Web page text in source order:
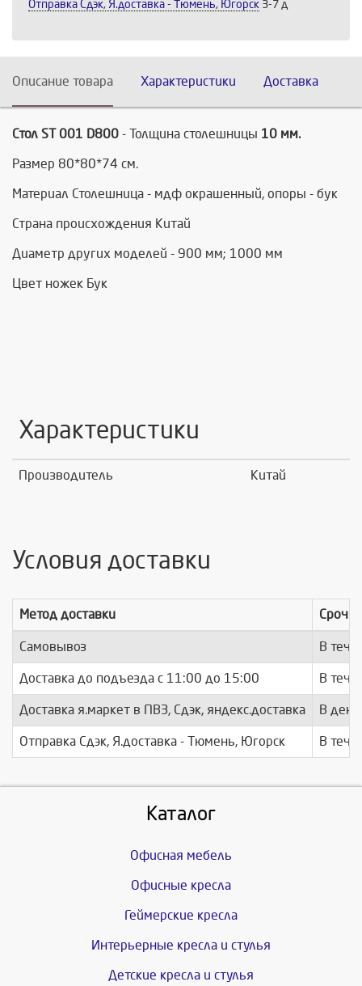
Отправка Сдэк, Я.доставка - Тюмень, Югорск 3-7 д
Описание товара Характеристики Доставка
Стол ST 001 D800 - Толщина столешницы 10 мм.
Размер 80*80*74 см.
Материал Столешница - мдф окрашенный, опоры - бук
Страна происхождения Китай
Диаметр других моделей - 900 мм; 1000 мм
Цвет ножек Бук
Характеристики
Производитель Китай
Условия доставки
Метод доставки
Самовывоз В
Доставка до подъезда c 11:00 до 15:00 В
Доставка я.маркет в ПВЗ, Сдэк, яндекс.доставка В день
Отправка Сдэк, Я.доставка - Тюмень, Югорск В
Каталог
Офисная мебель
Офисные кресла
Геймерские кресла
Интерьерные кресла и стулья
Детские кресла и стулья